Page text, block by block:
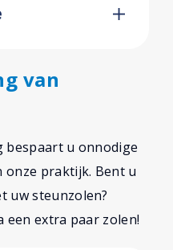
van
bespaart u onnodige
onze praktijk. Bent u
uw steunzolen?
een extra paar zolen!